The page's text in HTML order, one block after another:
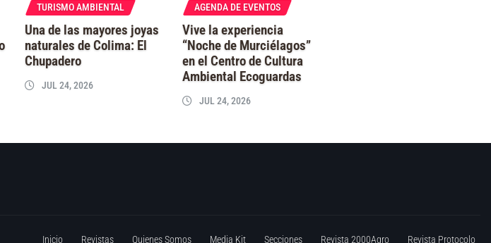
TURISMO AMBIENTAL
Una de las mayores joyas
naturales de Colima: El
Chupadero
JUL 24, 2026
AGENDA DE EVENTOS
Vive la experiencia
“Noche de Murciélagos”
en el Centro de Cultura
Ambiental Ecoguardas
JUL 24, 2026
Inicio Revistas Quienes Somos Media Kit Secciones Revista 2000Agro Revista Protocolo